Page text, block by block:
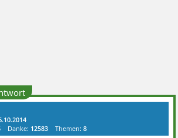
Danke: 12583 Themen:8